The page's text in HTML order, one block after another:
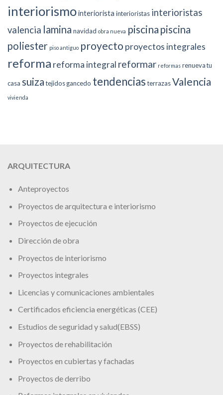
interiorismointeriorista interioristas interioristas
valencia lamina navidad obra nueva piscina piscina
poliester piso antiguo proyecto proyectos integrales
reforma reforma integral reformar reformas renueva tu
casa suiza tejidos gancedo tendencias terrazasValencia
vivienda
ARQUITECTURA
Anteproyectos
Proyectos de arquitectura e interiorismo
Proyectos de ejecución
Dirección de obra
Proyectos de interiorismo
Proyectos integrales
Licencias y comunicaciones ambientales
Certificados eficiencia energéticas (CEE)
Estudios de seguridad y salud(EBSS)
Proyectos de rehabilitación
Proyectos en cubiertas y fachadas
Proyectos de derribo